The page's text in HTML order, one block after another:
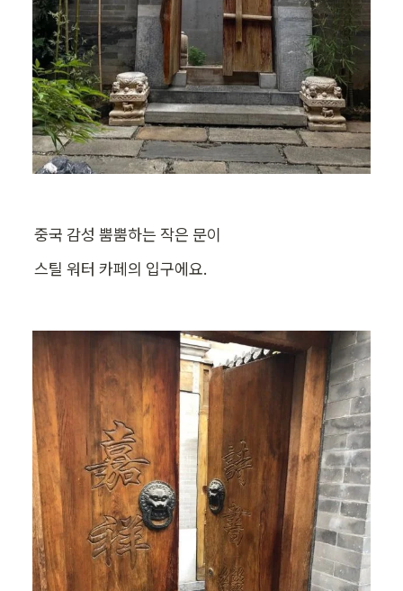
중국 감성 뿜뿜하는 작은 문이
스틸 워터 카페의 입구에요.